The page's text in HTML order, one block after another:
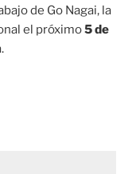
de Go Nagai, la
el próximo5 de